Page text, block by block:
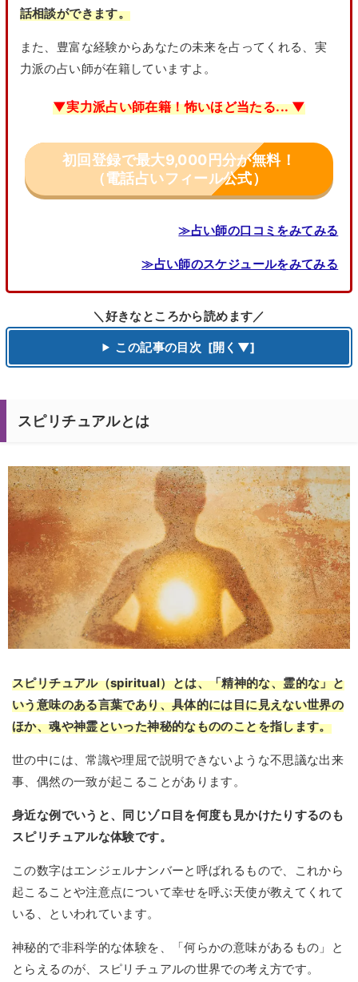
話相談ができます。
また、豊富な経験からあなたの未来を占ってくれる、実
力派の占い師が在籍していますよ。
▼実力派占い師在籍！怖いほど当たる... ▼
初回登録で最大9,000円分が無料！
（電話占いフィール公式）
≫占い師の口コミをみてみる
≫占い師のスケジュールをみてみる
＼好きなところから読めます／
この記事の目次
スピリチュアルとは
スピリチュアル（spiritual）とは、「精神的な、霊的な」と
いう意味のある言葉であり、具体的には目に見えない世界の
ほか、魂や神霊といった神秘的なもののことを指します。
世の中には、常識や理屈で説明できないような不思議な出来
事、偶然の一致が起こることがあります。
身近な例でいうと、同じゾロ目を何度も見かけたりするのも
スピリチュアルな体験です。
この数字はエンジェルナンバーと呼ばれるもので、これから
起こることや注意点について幸せを呼ぶ天使が教えてくれて
いる、といわれています。
神秘的で非科学的な体験を、「何らかの意味があるもの」と
とらえるのが、スピリチュアルの世界での考え方です。